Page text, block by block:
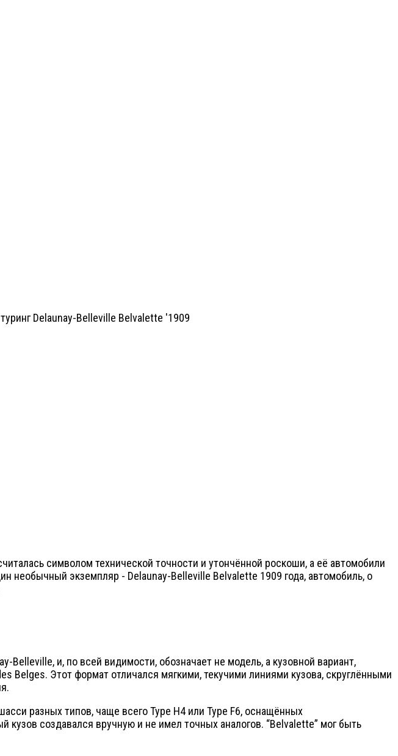
символом технической точности и утончённой роскоши, а её автомобили
необычный экземпляр - Delaunay-Belleville Belvalette 1909 года, автомобиль, о
Belleville, и, по всей видимости, обозначает не модель, а кузовной вариант,
Belges. Этот формат отличался мягкими, текучими линиями кузова, скруглёнными
разных типов, чаще всего Type H4 или Type F6, оснащённых
создавался вручную и не имел точных аналогов. “Belvalette” мог быть